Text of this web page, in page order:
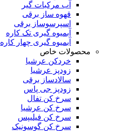
آب مرکبات گیر
قهوه ساز برقی
اسپرسوساز برقی
آبمیوه گیری تک کاره
آبمیوه گیری چهار کاره
محصولات خاص
خردکن عرشیا
زودپز عرشیا
سالادساز برقی
زودپز جی پاس
سرخ کن تفال
سرخ کن عرشیا
سرخ کن فیلیپس
سرخ کن گوسونیک